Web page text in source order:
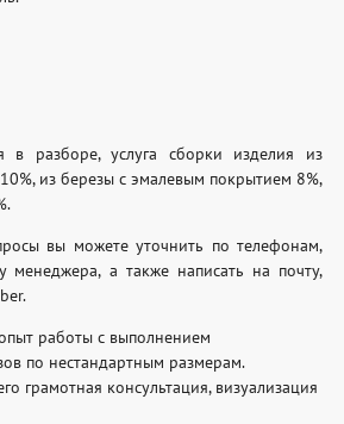
в разборе, услуга сборки изделия из
из березы с эмалевым покрытием 8%,
вы можете уточнить по телефонам,
менеджера, а также написать на почту,
работы с выполнением
по нестандартным размерам.
грамотная консультация, визуализация